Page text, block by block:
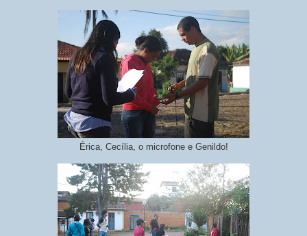
Érica, Cecília, o microfone e Genildo!